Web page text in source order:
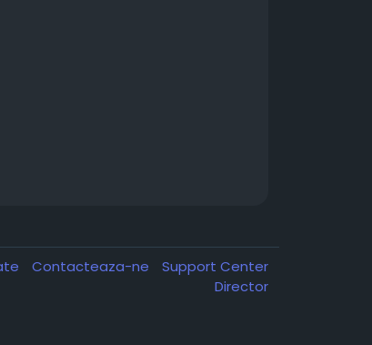
Contacteaza-ne
Support Center
Director